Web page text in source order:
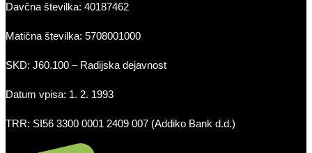
Davčna številka: 40187462
Matična številka: 5708001000
SKD: J60.100 – Radijska dejavnost
Datum vpisa: 1. 2. 1993
TRR: SI56 3300 0001 2409 007 (Addiko Bank d.d.)